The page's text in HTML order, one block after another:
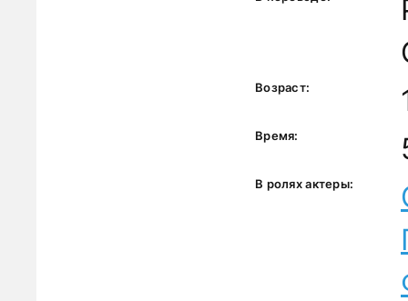
Возраст:
Время:
В ролях актеры: